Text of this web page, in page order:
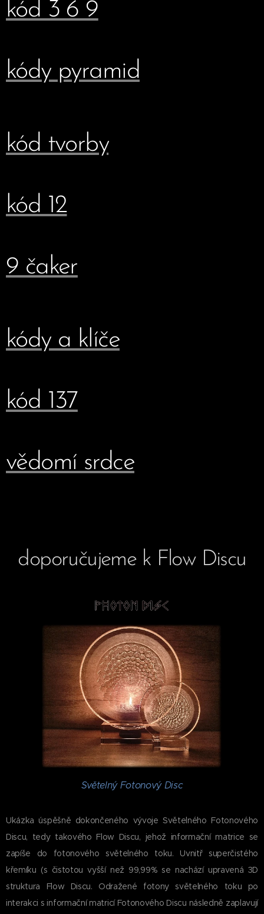
kód 3 6 9
kódy pyramid
kód tvorby
kód 12
9 čaker
kódy a klíče
kód 137
vědomí srdce
doporučujeme k Flow Discu
Světelný Fotonový Disc
Ukázka úspěšně dokončeného vývoje Světelného Fotonového
Discu, tedy takového Flow Discu, jehož informační matrice se
zapíše do fotonového světelného toku. Uvnitř superčistého
křemíku (s čistotou vyšší než 99,99% se nachází upravená 3D
struktura Flow Discu. Odražené fotony světelného toku po
interakci s informační matricí Fotonového Discu následně zaplavují